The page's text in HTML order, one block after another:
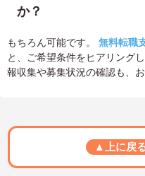
か？
もちろん可能です。 無料転職
と、ご希望条件をヒアリング
報収集や募集状況の確認も、
▲上に戻